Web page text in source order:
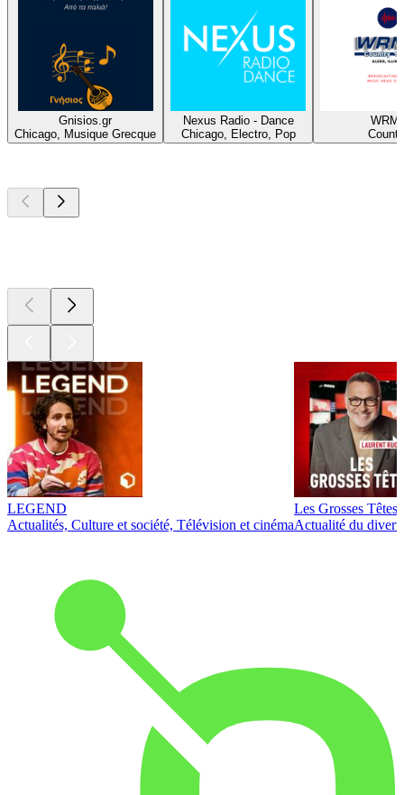
Gnisios.gr
Chicago, Musique Grecque
Nexus Radio - Dance
Chicago, Electro, Pop
LEGEND
Actualités, Culture et société, Télévision et cinéma
Les Grosses Têtes
Actualité du